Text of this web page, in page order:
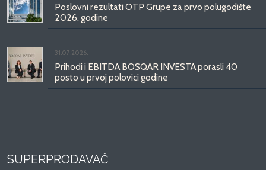
Poslovni rezultati OTP Grupe za prvo polugodište
2026. godine
31.07.2026.
Prihodi i EBITDA BOSQAR INVESTA porasli 40
posto u prvoj polovici godine
SUPERPRODAVAČ